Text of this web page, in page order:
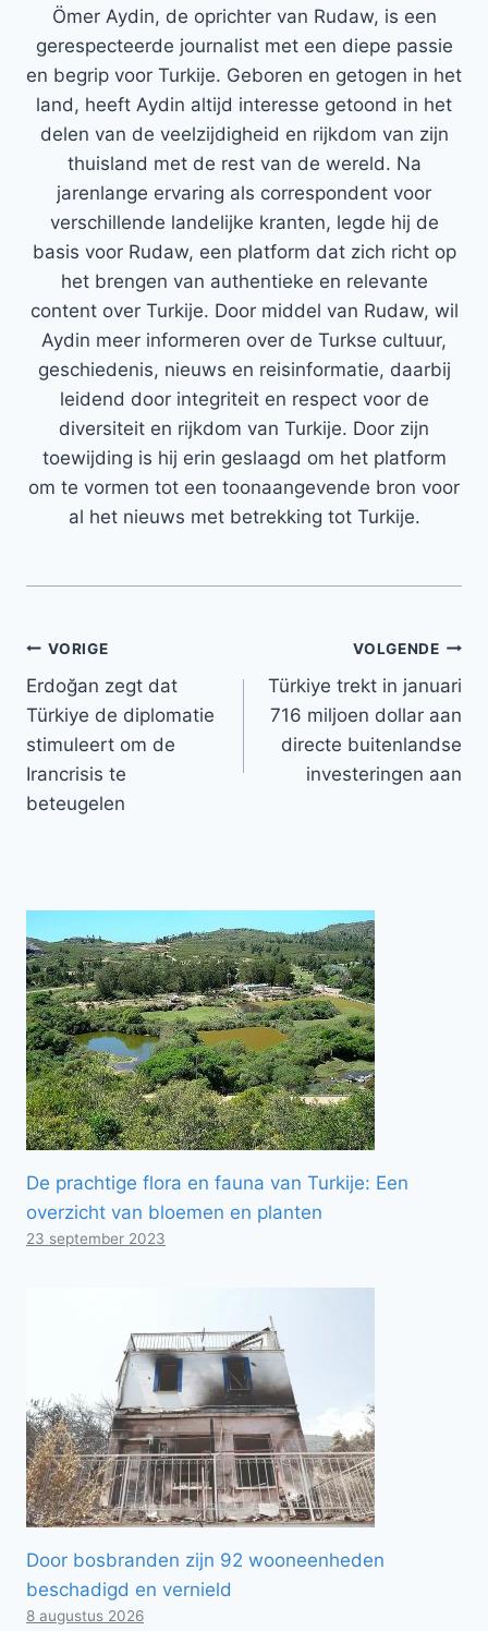
Ömer Aydin, de oprichter van Rudaw, is een
gerespecteerde journalist met een diepe passie
en begrip voor Turkije. Geboren en getogen in het
land, heeft Aydin altijd interesse getoond in het
delen van de veelzijdigheid en rijkdom van zijn
thuisland met de rest van de wereld. Na
jarenlange ervaring als correspondent voor
verschillende landelijke kranten, legde hij de
basis voor Rudaw, een platform dat zich richt op
het brengen van authentieke en relevante
content over Turkije. Door middel van Rudaw, wil
Aydin meer informeren over de Turkse cultuur,
geschiedenis, nieuws en reisinformatie, daarbij
leidend door integriteit en respect voor de
diversiteit en rijkdom van Turkije. Door zijn
toewijding is hij erin geslaagd om het platform
om te vormen tot een toonaangevende bron voor
al het nieuws met betrekking tot Turkije.
Bericht
navigatie
VORIGE
Erdoğan zegt dat
Türkiye de diplomatie
stimuleert om de
Irancrisis te
beteugelen
VOLGENDE
Türkiye trekt in januari
716 miljoen dollar aan
directe buitenlandse
investeringen aan
De prachtige flora en fauna van Turkije: Een
overzicht van bloemen en planten
23 september 2023
Door bosbranden zijn 92 wooneenheden
beschadigd en vernield
8 augustus 2026